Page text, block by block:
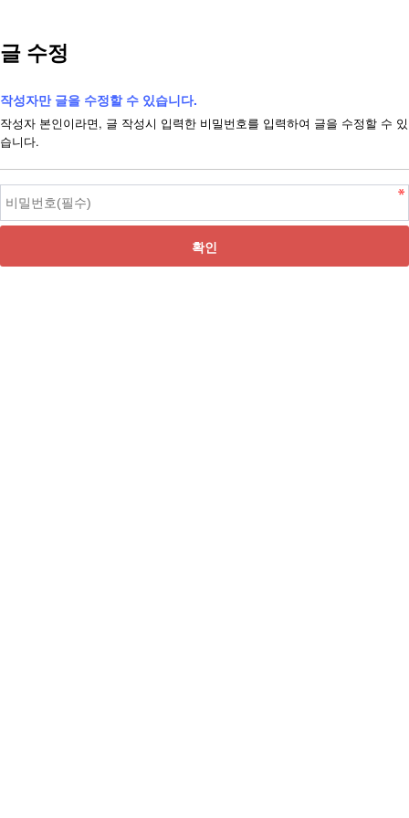
글 수정
작성자만 글을 수정할 수 있습니다.
작성자 본인이라면, 글 작성시 입력한 비밀번호를 입력하여 글을 수정할 수 있
습니다.